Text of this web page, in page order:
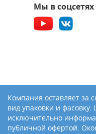
Мы в соцсетях
Компания оставляет за
вид упаковки и
исключительно
публичной офертой.